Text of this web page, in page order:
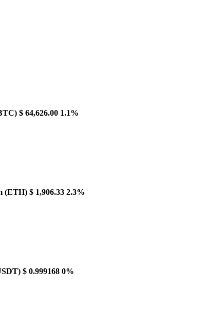
$ 64,626.00 1.1%
(ETH) $ 1,906.33 2.3%
$ 0.999168 0%